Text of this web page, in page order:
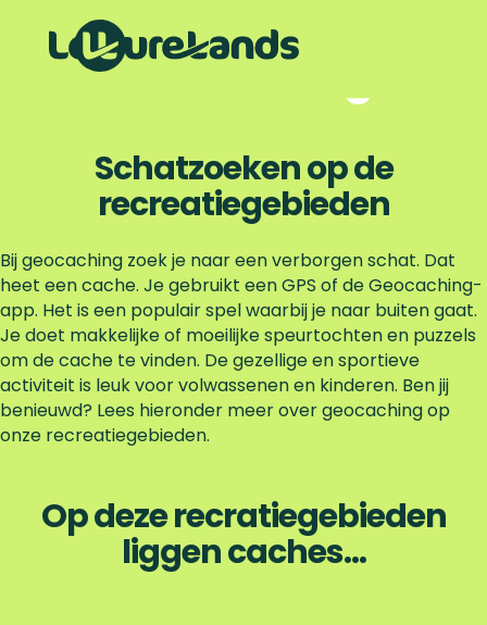
e
h
o
m
e
p
a
g
Geocaching
Schatzoeken op de
recreatiegebieden
Bij geocaching zoek je naar een verborgen schat. Dat
heet een cache. Je gebruikt een GPS of de Geocaching-
app. Het is een populair spel waarbij je naar buiten gaat.
Je doet makkelijke of moeilijke speurtochten en puzzels
om de cache te vinden. De gezellige en sportieve
activiteit is leuk voor volwassenen en kinderen. Ben jij
benieuwd? Lees hieronder meer over geocaching op
onze recreatiegebieden.
Op deze recratiegebieden
liggen caches...